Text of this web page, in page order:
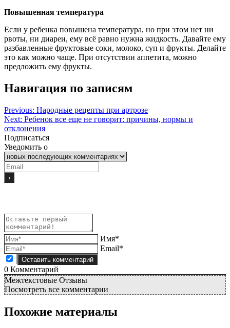
Повышенная температура
Если у ребенка повышена температура, но при этом нет ни
рвоты, ни диареи, ему всё равно нужна жидкость. Давайте ему
разбавленные фруктовые соки, молоко, суп и фрукты. Делайте
это как можно чаще. При отсутствии аппетита, можно
предложить ему фрукты.
Навигация по записям
Previous: Народные рецепты при артрозе
Next: Ребенок все еще не говорит: причины, нормы и
отклонения
Подписаться
Уведомить о
Имя*
Email*
0 Комментарий
Межтекстовые Отзывы
Посмотреть все комментарии
Похожие материалы